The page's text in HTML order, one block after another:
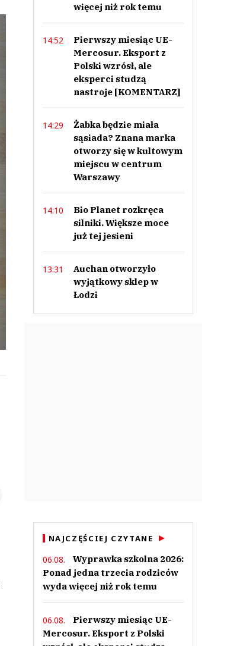
więcej niż rok temu
14:52
Pierwszy miesiąc UE-
Mercosur. Eksport z
Polski wzrósł, ale
eksperci studzą
nastroje [KOMENTARZ]
14:29
Żabka będzie miała
sąsiada? Znana marka
otworzy się w kultowym
miejscu w centrum
Warszawy
14:10
Bio Planet rozkręca
silniki. Większe moce
już tej jesieni
13:31
Auchan otworzyło
wyjątkowy sklep w
Łodzi
NAJCZĘŚCIEJ CZYTANE
06.08.
Wyprawka szkolna 2026:
Ponad jedna trzecia rodziców
wyda więcej niż rok temu
06.08.
Pierwszy miesiąc UE-
Mercosur. Eksport z Polski